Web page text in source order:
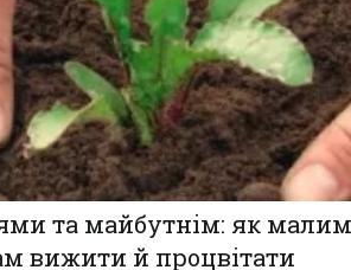
та майбутнім: як малим
вижити й процвітати